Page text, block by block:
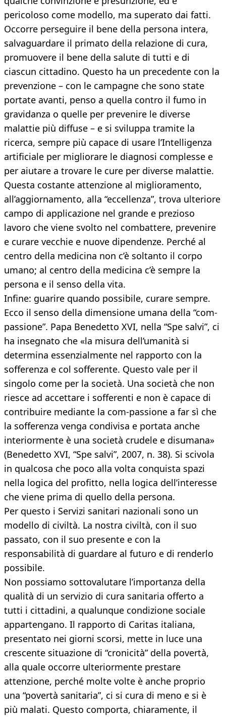
pericoloso come modello, ma superato dai fatti.
Occorre perseguire il bene della persona intera,
salvaguardare il primato della relazione di cura,
promuovere il bene della salute di tutti e di
ciascun cittadino. Questo ha un precedente con la
prevenzione – con le campagne che sono state
portate avanti, penso a quella contro il fumo in
gravidanza o quelle per prevenire le diverse
malattie più diffuse – e si sviluppa tramite la
ricerca, sempre più capace di usare l’Intelligenza
artificiale per migliorare le diagnosi complesse e
per aiutare a trovare le cure per diverse malattie.
Questa costante attenzione al miglioramento,
all’aggiornamento, alla “eccellenza”, trova ulteriore
campo di applicazione nel grande e prezioso
lavoro che viene svolto nel combattere, prevenire
e curare vecchie e nuove dipendenze. Perché al
centro della medicina non c’è soltanto il corpo
umano; al centro della medicina c’è sempre la
persona e il senso della vita.
Infine: guarire quando possibile, curare sempre.
Ecco il senso della dimensione umana della “com-
passione”. Papa Benedetto XVI, nella “Spe salvi”, ci
ha insegnato che «la misura dell’umanità si
determina essenzialmente nel rapporto con la
sofferenza e col sofferente. Questo vale per il
singolo come per la società. Una società che non
riesce ad accettare i sofferenti e non è capace di
contribuire mediante la com-passione a far sì che
la sofferenza venga condivisa e portata anche
interiormente è una società crudele e disumana»
(Benedetto XVI, “Spe salvi”, 2007, n. 38). Si scivola
in qualcosa che poco alla volta conquista spazi
nella logica del profitto, nella logica dell’interesse
che viene prima di quello della persona.
Per questo i Servizi sanitari nazionali sono un
modello di civiltà. La nostra civiltà, con il suo
passato, con il suo presente e con la
responsabilità di guardare al futuro e di renderlo
possibile.
Non possiamo sottovalutare l’importanza della
qualità di un servizio di cura sanitaria offerto a
tutti i cittadini, a qualunque condizione sociale
appartengano. Il rapporto di Caritas italiana,
presentato nei giorni scorsi, mette in luce una
crescente situazione di “cronicità” della povertà,
alla quale occorre ulteriormente prestare
attenzione, perché molte volte è anche proprio
una “povertà sanitaria”, ci si cura di meno e si è
più malati. Questo comporta, chiaramente, il